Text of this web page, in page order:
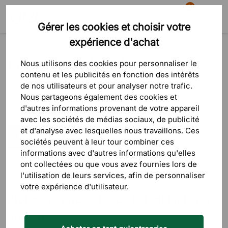
Gérer les cookies et choisir votre
expérience d'achat
Nous utilisons des cookies pour personnaliser le
contenu et les publicités en fonction des intérêts
de nos utilisateurs et pour analyser notre trafic.
Nous partageons également des cookies et
d'autres informations provenant de votre appareil
avec les sociétés de médias sociaux, de publicité
et d'analyse avec lesquelles nous travaillons. Ces
sociétés peuvent à leur tour combiner ces
informations avec d'autres informations qu'elles
ont collectées ou que vous avez fournies lors de
l'utilisation de leurs services, afin de personnaliser
votre expérience d'utilisateur.
Recherche
81
Panier
Accessoires de bureau Protections de sol
Protections de sol
Désolé pour la gêne occasionnée.
bureau